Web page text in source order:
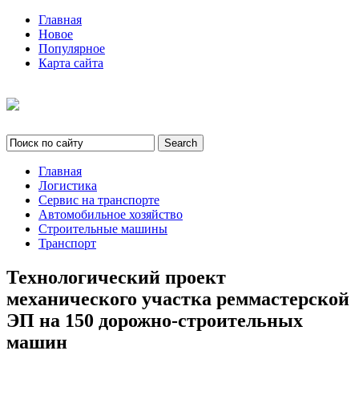
Главная
Новое
Популярное
Карта сайта
Главная
Логистика
Сервис на транспорте
Автомобильное хозяйство
Строительные машины
Транспорт
Технологический проект
механического участка реммастерской
ЭП на 150 дорожно-строительных
машин